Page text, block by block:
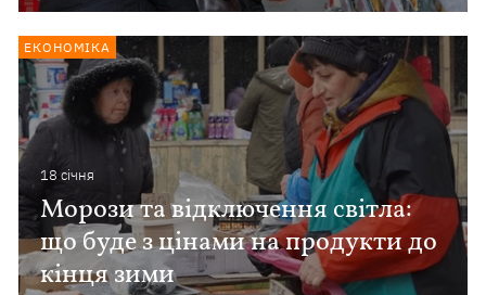
18 сiчня
Морози та відключення світла:
що буде з цінами на продукти до
кінця зими
ЕКОНОМІКА